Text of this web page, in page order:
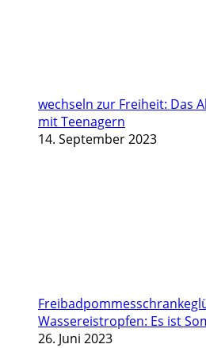
wechseln zur Freiheit: Das
mit Teenagern
14. September 2023
Wassereistropfen: Es ist
26. Juni 2023